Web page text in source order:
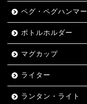
ペグ・ペグハンマー
ボトルホルダー
マグカップ
ライター
ランタン・ライト